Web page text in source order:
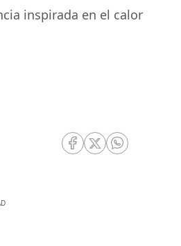
inspirada en el calor
RRSS Facebook
RRSS Twitter
RRSS